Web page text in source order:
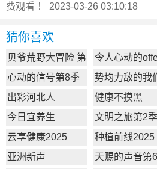
费观看 ！ 2023-03-26 03:10:18
猜你喜欢
贝爷荒野大冒险 第
一季
令人心动的
7季
心动的信号第8季
势均力敌的我
2季
出彩河北人
健康不摸黑
今日宜养生
文明之旅第2季
云享健康2025
种植前线2025
亚洲新声
天赐的声音第